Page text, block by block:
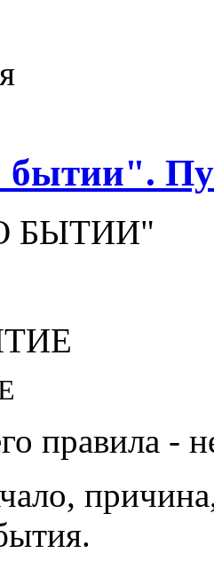
бытии".
БЫТИИ"
правила -